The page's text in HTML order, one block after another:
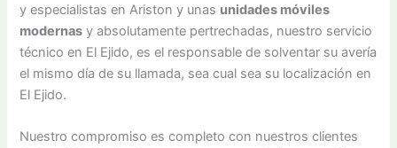
y especialistas en Ariston y unas unidades móviles
modernas y absolutamente pertrechadas, nuestro servicio
técnico en El Ejido, es el responsable de solventar su avería
el mismo día de su llamada, sea cual sea su localización en
El Ejido.
Nuestro compromiso es completo con nuestros clientes